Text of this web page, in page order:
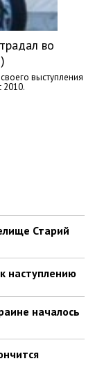
во
выступления
Старий
наступлению
началось